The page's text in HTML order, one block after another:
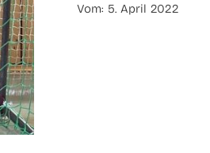
Vom: 5. April 2022